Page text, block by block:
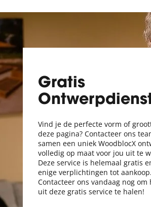
Gratis
Vind je de perfecte vorm of
deze pagina? Contacteer ons
samen een uniek WoodblocX
volledig op maat voor jou uit te
Deze service is helemaal gratis
enige verplichtingen tot aankoop.
Contacteer ons vandaag nog om
uit deze gratis service te halen!